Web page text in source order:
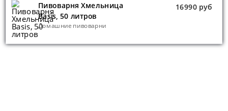
Пивоварня Хмельница
Basis, 50 литров
Домашние пивоварни
16990 руб